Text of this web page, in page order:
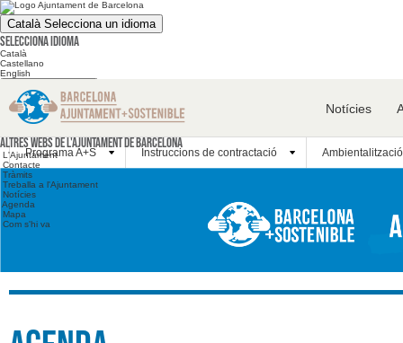
Català Selecciona un idioma
Selecciona idioma
Català
Castellano
English
Cerca en el web
Cerca en el web
Altres webs
Altres webs de l'Ajuntament de Barcelona
L'Ajuntament
Contacte
Tràmits
Treballa a l'Ajuntament
Notícies
Agenda
Mapa
Com s'hi va
Notícies
Programa A+S Instruccions de contractació